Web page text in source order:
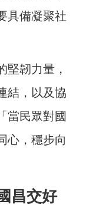
具備凝聚社
堅韌力量，
結，以及協
當民眾對國
心，穩步向
昌交好